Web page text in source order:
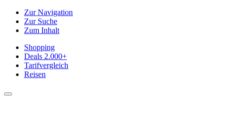
Zur Navigation
Zur Suche
Zum Inhalt
Shopping
Deals 2.000+
Tarifvergleich
Reisen